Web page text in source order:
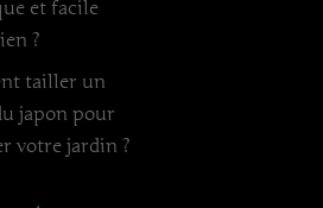
et facile
?
tailler un
japon pour
votre jardin ?